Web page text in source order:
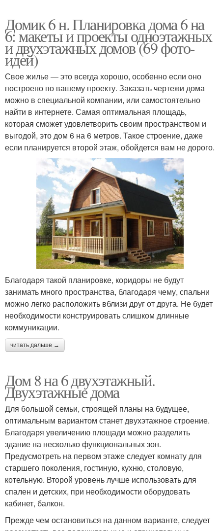
Домик 6 н. Планировка дома 6 на
6: макеты и проекты одноэтажных
и двухэтажных домов (69 фото-
идей)
Свое жилье — это всегда хорошо, особенно если оно
построено по вашему проекту. Заказать чертежи дома
можно в специальной компании, или самостоятельно
найти в интернете. Самая оптимальная площадь,
которая сможет удовлетворить своим пространством и
выгодой, это дом 6 на 6 метров. Такое строение, даже
если планируется второй этаж, обойдется вам не дорого.
Благодаря такой планировке, коридоры не будут
занимать много пространства, благодаря чему, спальни
можно легко расположить вблизи друг от друга. Не будет
необходимости конструировать слишком длинные
коммуникации.
читать дальше →
Дом 8 на 6 двухэтажный.
Двухэтажные дома
Для большой семьи, строящей планы на будущее,
оптимальным вариантом станет двухэтажное строение.
Благодаря увеличению площади можно разделить
здание на несколько функциональных зон.
Предусмотреть на первом этаже следует комнату для
старшего поколения, гостиную, кухню, столовую,
котельную. Второй уровень лучше использовать для
спален и детских, при необходимости оборудовать
кабинет, балкон.
Прежде чем остановиться на данном варианте, следует